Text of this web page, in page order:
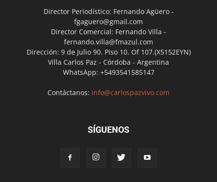
Director Periodístico: Fernando Agüero -
fgaguero@gmail.com
Director Comercial: Fernando Villa -
fernando.villa@fmazul.com
Dirección: 9 de Julio 90. Piso 10. Of 107.(X5152EYN)
Villa Carlos Paz - Córdoba - Argentina
WhatsApp: +5493541585147
Contáctanos: info@carlospazvivo.com
SÍGUENOS